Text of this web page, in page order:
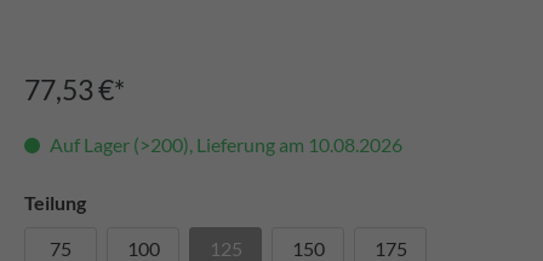
77,53 €*
Auf Lager (>200), Lieferung am 10.08.2026
Teilung
75
100 125 150 175